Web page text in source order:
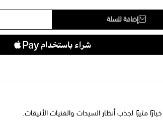
إضافة للسلة
مثيرًا لجذب أنظار السيدات والفتيات الأنيقات.